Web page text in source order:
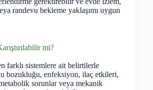
randevu bekleme yaklaşımı uygun
mi?
farklı sistemlere ait belirtilerle
bozukluğu, enfeksiyon, ilaç etkileri,
sorunlar veya mekanik